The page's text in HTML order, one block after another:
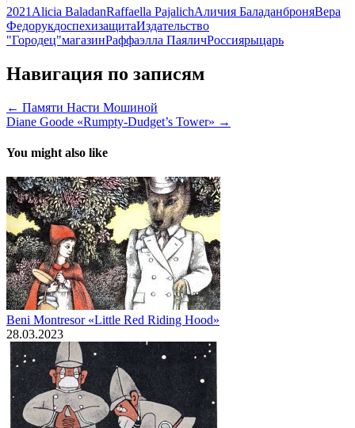
2021 Alicia BaladanRaffaella PajalichАличия БаладанброняВера
ФедорукдоспехизащитаИздательство
"Городец"магазинРаффаэлла ПаяличРоссиярыцарь
Навигация по записям
← Памяти Насти Мошиной
Diane Goode «Rumpty-Dudget’s Tower» →
You might also like
Beni Montresor «Little Red Riding Hood»
28.03.2023